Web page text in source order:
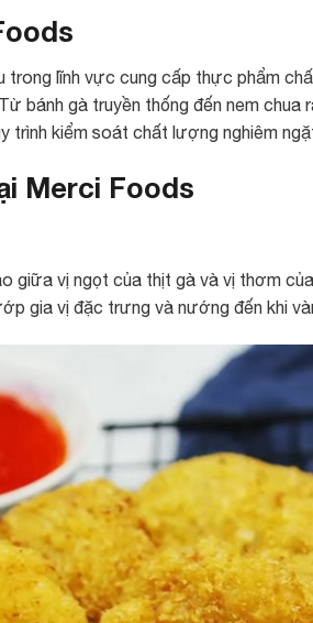
trong lĩnh vực cung cấp thực phẩm
bánh gà truyền thống đến nem
trình kiểm soát chất lượng nghiêm
Merci Foods
giữa vị ngọt của thịt gà và vị thơm
gia vị đặc trưng và nướng đến khi